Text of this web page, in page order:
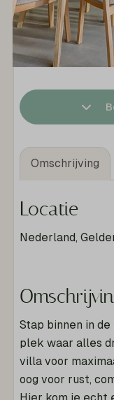
Omschrijving
Locatie
Nederland,
Stap binnen in
plek waar alles
villa voor
oog voor rust,